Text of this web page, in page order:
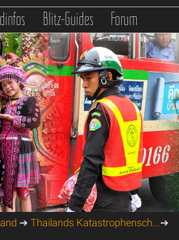
Blitz-Guides Forum
➔Thailands Katastrophensch...➔